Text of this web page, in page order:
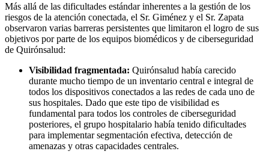
Más allá de las dificultades estándar inherentes a la gestión de los
riesgos de la atención conectada, el Sr. Giménez y el Sr. Zapata
observaron varias barreras persistentes que limitaron el logro de sus
objetivos por parte de los equipos biomédicos y de ciberseguridad
de Quirónsalud:
Visibilidad fragmentada: Quirónsalud había carecido
durante mucho tiempo de un inventario central e integral de
todos los dispositivos conectados a las redes de cada uno de
sus hospitales. Dado que este tipo de visibilidad es
fundamental para todos los controles de ciberseguridad
posteriores, el grupo hospitalario había tenido dificultades
para implementar segmentación efectiva, detección de
amenazas y otras capacidades centrales.